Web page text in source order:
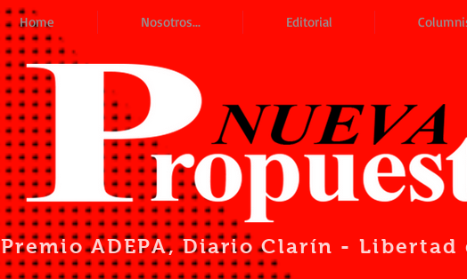
Home Nosotros... Editorial
Premio ADEPA, Diario Clarín - Libertad